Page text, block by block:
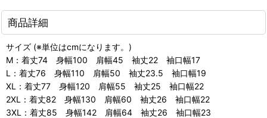
商品詳細
サイズ (※単位はcmになります。)
M：着丈74 身幅100 肩幅45 袖丈22 袖口幅17
L：着丈76 身幅110 肩幅50 袖丈23.5 袖口幅19
XL：着丈77 身幅120 肩幅55 袖丈25 袖口幅22
2XL：着丈82 身幅130 肩幅60 袖丈26 袖口幅22
3XL：着丈85 身幅142 肩幅64 袖丈26 袖口幅23